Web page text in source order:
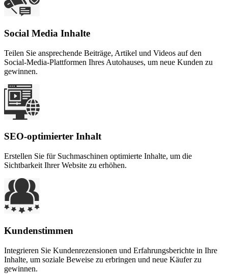
Social Media Inhalte
Teilen Sie ansprechende Beiträge, Artikel und Videos auf den
Social-Media-Plattformen Ihres Autohauses, um neue Kunden zu
gewinnen.
SEO-optimierter Inhalt
Erstellen Sie für Suchmaschinen optimierte Inhalte, um die
Sichtbarkeit Ihrer Website zu erhöhen.
Kundenstimmen
Integrieren Sie Kundenrezensionen und Erfahrungsberichte in Ihre
Inhalte, um soziale Beweise zu erbringen und neue Käufer zu
gewinnen.